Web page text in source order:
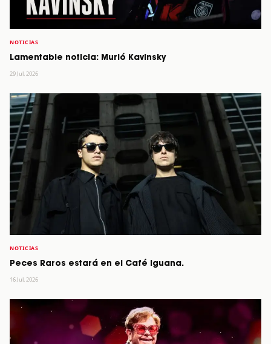
NOTICIAS
Lamentable noticia: Murió Kavinsky
29 Jul, 2026
NOTICIAS
Peces Raros estará en el Café Iguana.
16 Jul, 2026